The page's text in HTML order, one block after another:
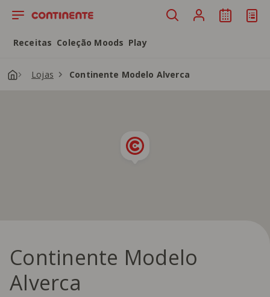
Saltar para o conteúdo principal
Receitas Coleção Moods Play
Lojas Continente Modelo Alverca
Continente Modelo
Alverca